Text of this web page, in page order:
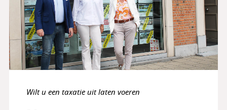
Wilt u een taxatie uit laten voeren